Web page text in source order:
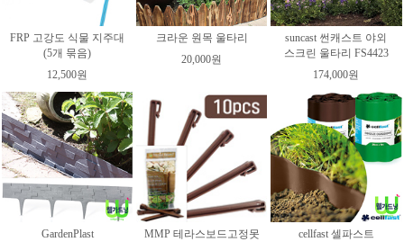
FRP 고강도 식물 지주대
(5개 묶음)
12,500원
크라운 원목 울타리
20,000원
suncast 썬캐스트 야외
스크린 울타리 FS4423
174,000원
GardenPlast
MMP 테라스보드고정못
cellfast 셀파스트